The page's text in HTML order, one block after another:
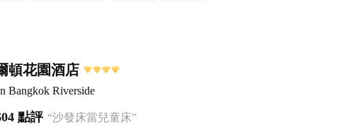
頓花園酒店
Bangkok Riverside
點評 “沙發床當兒童床”